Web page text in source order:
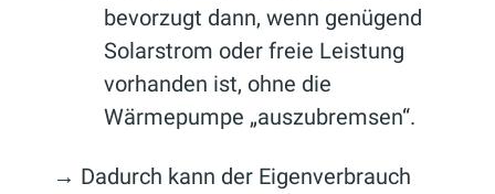
bevorzugt dann, wenn genügend
Solarstrom oder freie Leistung
vorhanden ist, ohne die
Wärmepumpe „auszubremsen“.
→ Dadurch kann der Eigenverbrauch